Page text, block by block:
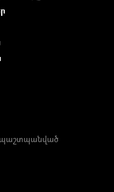
պաշտպանված